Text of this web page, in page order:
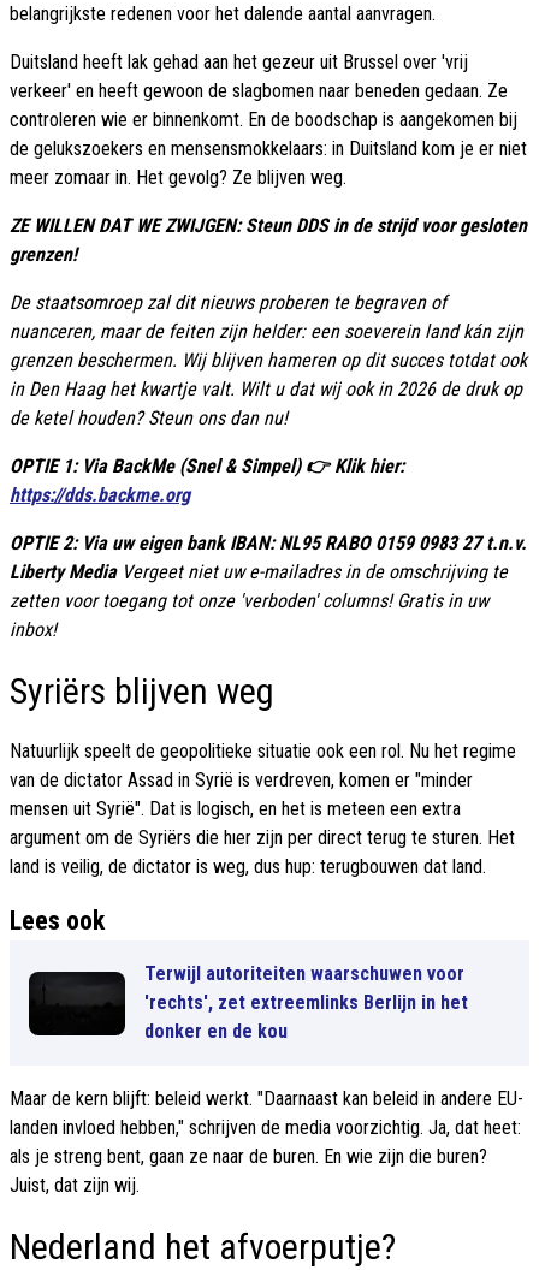
belangrijkste redenen voor het dalende aantal aanvragen.
Duitsland heeft lak gehad aan het gezeur uit Brussel over 'vrij
verkeer' en heeft gewoon de slagbomen naar beneden gedaan. Ze
controleren wie er binnenkomt. En de boodschap is aangekomen bij
de gelukszoekers en mensensmokkelaars: in Duitsland kom je er niet
meer zomaar in. Het gevolg? Ze blijven weg.
ZE WILLEN DAT WE ZWIJGEN: Steun DDS in de strijd voor gesloten
grenzen!
De staatsomroep zal dit nieuws proberen te begraven of
nuanceren, maar de feiten zijn helder: een soeverein land kán zijn
grenzen beschermen. Wij blijven hameren op dit succes totdat ook
in Den Haag het kwartje valt. Wilt u dat wij ook in 2026 de druk op
de ketel houden? Steun ons dan nu!
OPTIE 1: Via BackMe (Snel & Simpel) 👉 Klik hier:
https://dds.backme.org
OPTIE 2: Via uw eigen bank IBAN: NL95 RABO 0159 0983 27 t.n.v.
Liberty MediaVergeet niet uw e-mailadres in de omschrijving te
zetten voor toegang tot onze 'verboden' columns! Gratis in uw
inbox!
Syriërs blijven weg
Natuurlijk speelt de geopolitieke situatie ook een rol. Nu het regime
van de dictator Assad in Syrië is verdreven, komen er "minder
mensen uit Syrië". Dat is logisch, en het is meteen een extra
argument om de Syriërs die hıer zijn per direct terug te sturen. Het
land is veilig, de dictator is weg, dus hup: terugbouwen dat land.
Lees ook
Terwijl autoriteiten waarschuwen voor
'rechts', zet extreemlinks Berlijn in het
donker en de kou
Maar de kern blijft: beleid werkt. "Daarnaast kan beleid in andere EU-
landen invloed hebben," schrijven de media voorzichtig. Ja, dat heet:
als je streng bent, gaan ze naar de buren. En wie zijn die buren?
Juist, dat zijn wij.
Nederland het afvoerputje?